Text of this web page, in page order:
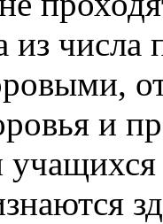
из
и